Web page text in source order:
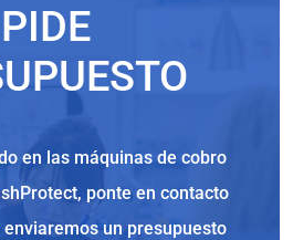
PIDE
en las máquinas de cobro
ponte en contacto
un presupuesto